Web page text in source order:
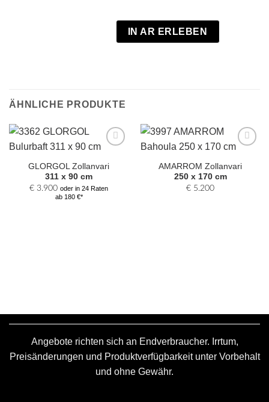
IN AR ERLEBEN
ÄHNLICHE PRODUKTE
Auswahl
hinzufügen
GLORGOL Zollanvari
311 x 90 cm
€ 3.900 oder in 24 Raten
ab 180 €*
Auswahl
hinzufügen
AMARROM Zollanvari
250 x 170 cm
€ 5.200
Angebote richten sich an Endverbraucher. Irrtum,
Preisänderungen und Produktverfügbarkeit unter Vorbehalt
und ohne Gewähr.